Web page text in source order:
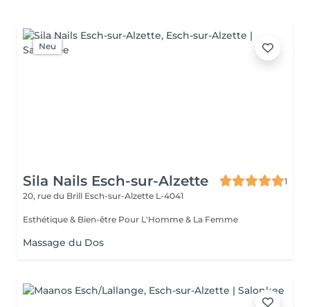
Neu
Sila Nails Esch-sur-Alzette
1
20, rue du Brill Esch-sur-Alzette L-4041
Esthétique & Bien-être Pour L'Homme & La Femme
Massage du Dos